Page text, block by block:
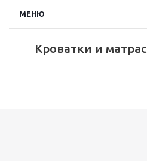
МЕНЮ
Кроватки и